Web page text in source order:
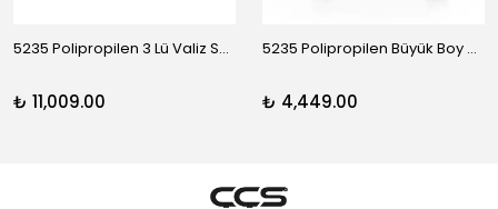
5235 Polipropilen 3 Lü Valiz Seti
₺ 11,009.00
5235 Polipropilen Büyük Boy Valiz
₺ 4,449.00